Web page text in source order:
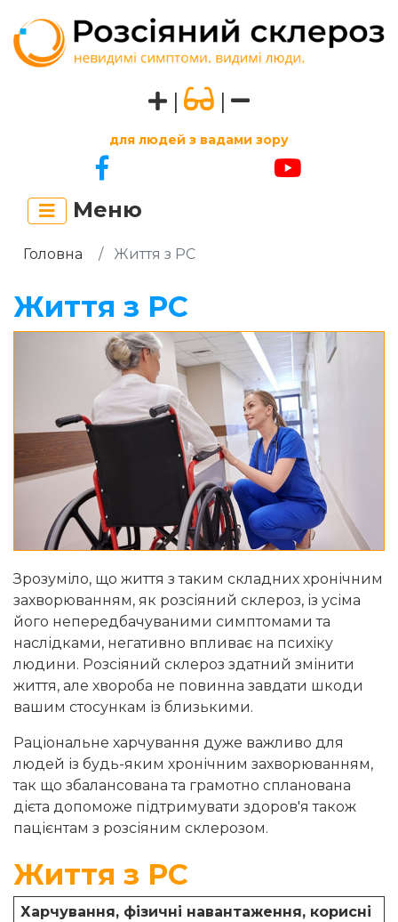
| |
для людей з вадами зору
Меню
Головна Життя з РС
Життя з РС
Зрозуміло, що життя з таким складних хронічним
захворюванням, як розсіяний склероз, із усіма
його непередбачуваними симптомами та
наслідками, негативно впливає на психіку
людини. Розсіяний склероз здатний змінити
життя, але хвороба не повинна завдати шкоди
вашим стосункам із близькими.
Раціональне харчування дуже важливо для
людей із будь-яким хронічним захворюванням,
так що збалансована та грамотно спланована
дієта допоможе підтримувати здоров'я також
пацієнтам з розсіяним склерозом.
Життя з РС
Харчування, фізичні навантаження, корисні